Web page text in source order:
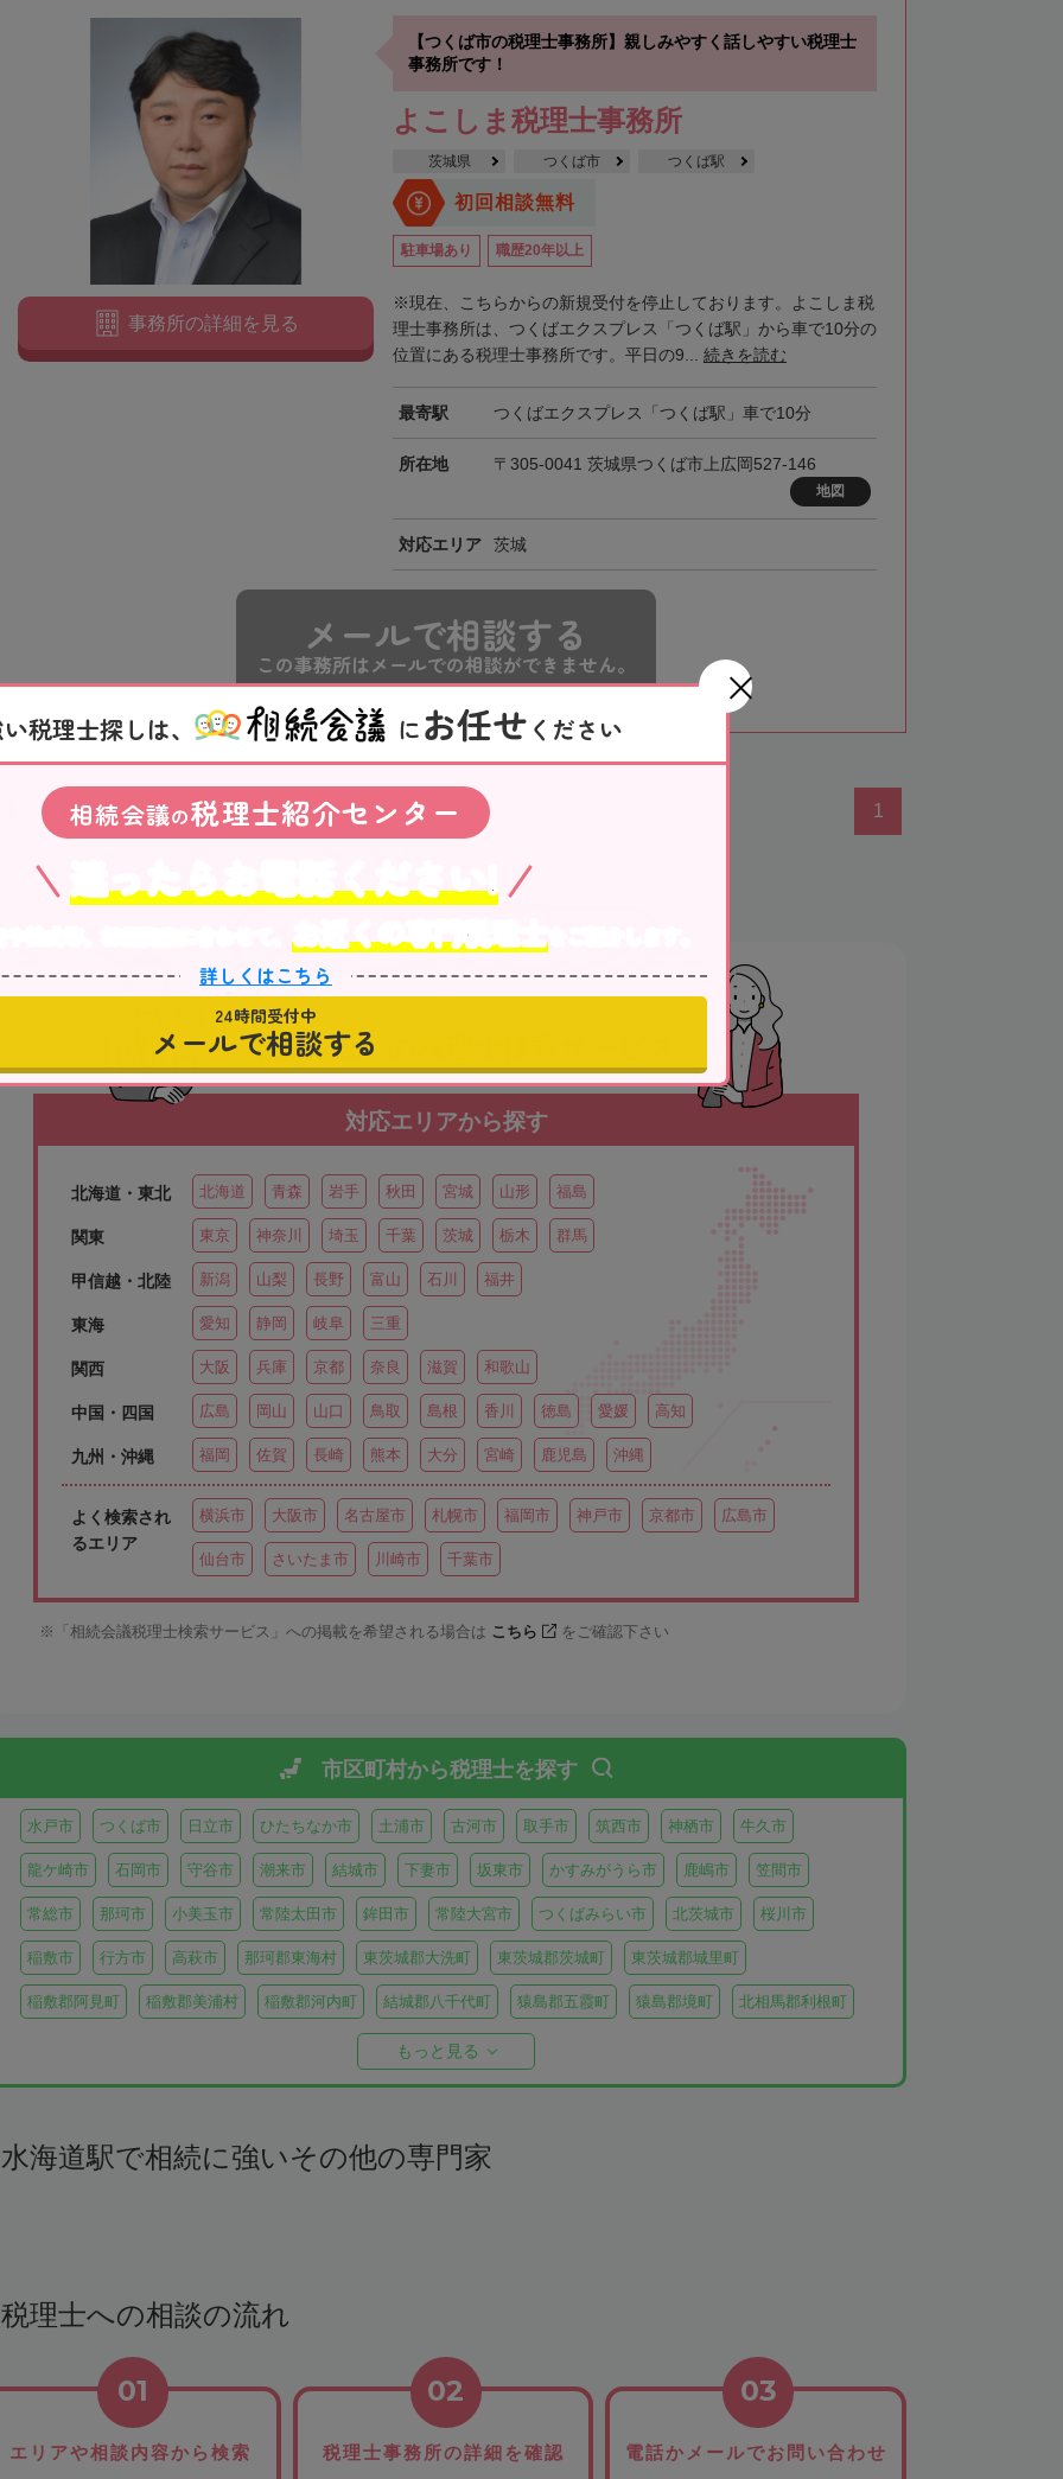
【つくば市の税理士事務所】親しみやすく話しやすい税理士
事務所です！
よこしま税理士事務所
茨城県 つくば市 つくば駅
初回相談無料
駐車場あり 職歴20年以上
※現在、こちらからの新規受付を停止しております。よこしま税
理士事務所は、つくばエクスプレス「つくば駅」から車で10分の
位置にある税理士事務所です。平日の9... 続きを読む
最寄駅 つくばエクスプレス「つくば駅」車で10分
所在地 〒305-0041 茨城県つくば市上広岡527-146
地図
対応エリア 茨城
事務所の詳細を見る
メールで相談する
この事務所はメールでの相談ができません。
件中 1~1件を表示 1
「相続会議」の
相続対応可能な税理士をお探しなら
対応エリアから探す
北海道・東北 北海道 青森 岩手 秋田 宮城 山形 福島
関東 東京 神奈川 埼玉 千葉 茨城 栃木 群馬
甲信越・北陸 新潟 山梨 長野 富山 石川 福井
東海 愛知 静岡 岐阜 三重
関西 大阪 兵庫 京都 奈良 滋賀 和歌山
中国・四国 広島 岡山 山口 鳥取 島根 香川 徳島 愛媛 高知
九州・沖縄 福岡 佐賀 長崎 熊本 大分 宮崎 鹿児島 沖縄
よく検索され
るエリア
横浜市 大阪市 名古屋市 札幌市 福岡市 神戸市 京都市 広島市
仙台市 さいたま市 川崎市 千葉市
「相続会議税理士検索サービス」への掲載を希望される場合は こちら をご確認下さい
市区町村から税理士を探す
水戸市 つくば市 日立市 ひたちなか市 土浦市 古河市 取手市 筑西市 神栖市 牛久市
龍ケ崎市 石岡市 守谷市 潮来市 結城市 下妻市 坂東市 かすみがうら市 鹿嶋市 笠間市
常総市 那珂市 小美玉市 常陸太田市 鉾田市 常陸大宮市 つくばみらい市 北茨城市 桜川市
稲敷市 行方市 高萩市 那珂郡東海村 東茨城郡大洗町 東茨城郡茨城町 東茨城郡城里町
稲敷郡阿見町 稲敷郡美浦村 稲敷郡河内町 結城郡八千代町 猿島郡五霞町 猿島郡境町 北相馬郡利根町
もっと見る
水海道駅で相続に強いその他の専門家
税理士への相談の流れ
エリアや相談内容から検索
01
税理士事務所の詳細を確認
02
電話かメールでお問い合わせ
03
税理士探しは、 にお任せ ください
相続会議の税理士紹介センター
迷ったらお電話ください!
お近くの専門税理士
詳しくはこちら
24時間受付中
メールで相談する